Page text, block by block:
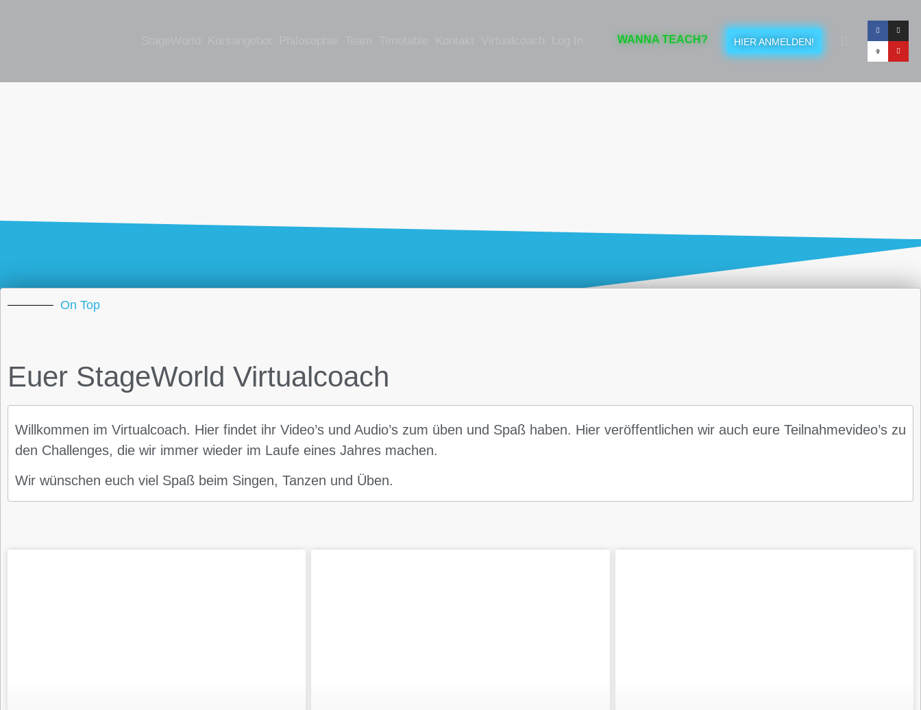
WANNA TEACH? HIER ANMELDEN!
On Top
Euer StageWorld Virtualcoach
Willkommen im Virtualcoach. Hier findet ihr Video’s und Audio’s zum üben und Spaß haben. Hier veröffentlichen wir auch eure Teilnahmevideo’s zu
den Challenges, die wir immer wieder im Laufe eines Jahres machen.
Wir wünschen euch viel Spaß beim Singen, Tanzen und Üben.